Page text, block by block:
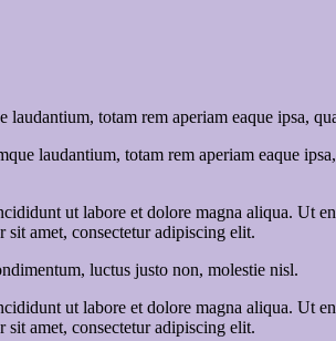
totam rem aperiam eaque ipsa,
laudantium, totam rem aperiam eaque
ut labore et dolore magna aliqua. Ut
amet, consectetur adipiscing elit.
luctus justo non, molestie nisl.
ut labore et dolore magna aliqua. Ut
amet, consectetur adipiscing elit.